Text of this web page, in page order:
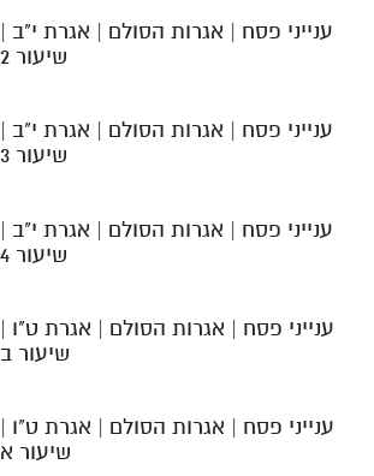
ענייני פסח | אגרות הסולם | אגרת י"ב |
שיעור 2
ענייני פסח | אגרות הסולם | אגרת י"ב |
שיעור 3
ענייני פסח | אגרות הסולם | אגרת י"ב |
שיעור 4
ענייני פסח | אגרות הסולם | אגרת ט"ו |
שיעור ב
ענייני פסח | אגרות הסולם | אגרת ט"ו |
שיעור א